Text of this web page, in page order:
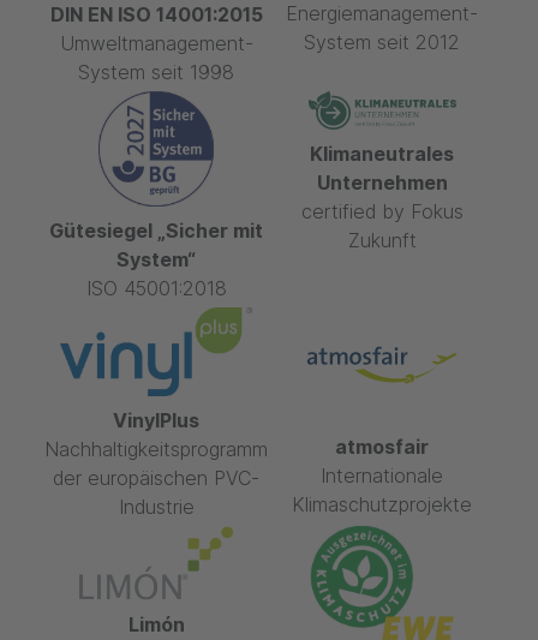
DIN EN ISO 14001:2015
Umweltmanagement-
System seit 1998
Energiemanagement-
System seit 2012
Gütesiegel „Sicher mit
System“
ISO 45001:2018
Klimaneutrales
Unternehmen
certified by Fokus
Zukunft
VinylPlus
Nachhaltigkeitsprogramm
der europäischen PVC-
Industrie
atmosfair
Internationale
Klimaschutzprojekte
Limón